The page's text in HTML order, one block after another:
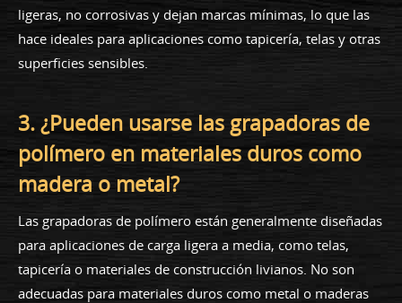
ligeras, no corrosivas y dejan marcas mínimas, lo que las
hace ideales para aplicaciones como tapicería, telas y otras
superficies sensibles.
3. ¿Pueden usarse las grapadoras de
polímero en materiales duros como
madera o metal?
Las grapadoras de polímero están generalmente diseñadas
para aplicaciones de carga ligera a media, como telas,
tapicería o materiales de construcción livianos. No son
adecuadas para materiales duros como metal o maderas